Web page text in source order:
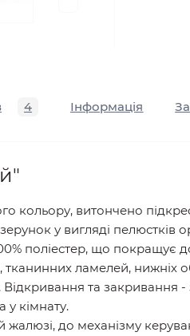
4 Інформація
кольору, витончено
у вигляді пелюстків
поліестер, що покращує
ламелей, нижніх
та закривання
у кімнату.
до механізму